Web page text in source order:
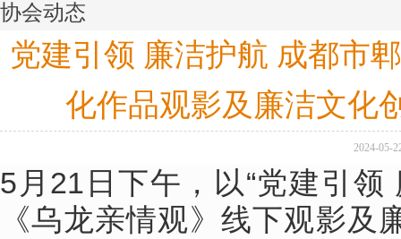
协会动态
党建引领 廉洁护航 成都市
化作品观影及廉洁文化
2024-05-
5月21日下午，以“党建引领
《乌龙亲情观》线下观影